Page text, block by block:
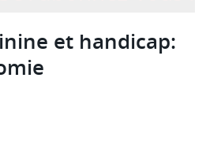
et handicap: